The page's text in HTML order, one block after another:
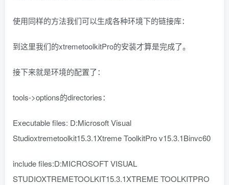
使用同样的方法我们可以生成各种环境下的链接库：
到这里我们的xtremetoolkitPro的安装才算是完成了。
接下来就是环境的配置了：
tools->options的directories：
Executable files: D:Microsoft Visual
Studioxtremetoolkit15.3.1Xtreme ToolkitPro v15.3.1Binvc60
include files:D:MICROSOFT VISUAL
STUDIOXTREMETOOLKIT15.3.1XTREME TOOLKITPRO